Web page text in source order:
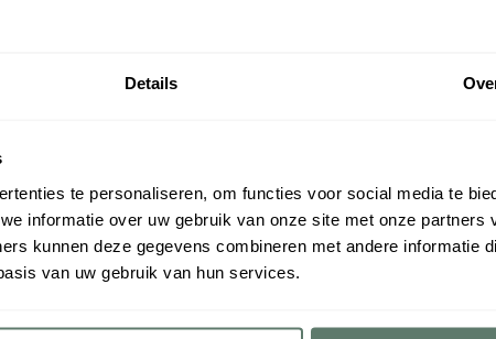
Details
te personaliseren, om functies voor social media te
informatie over uw gebruik van onze site met onze partners
kunnen deze gegevens combineren met andere informatie
van uw gebruik van hun services.
Afmeting: